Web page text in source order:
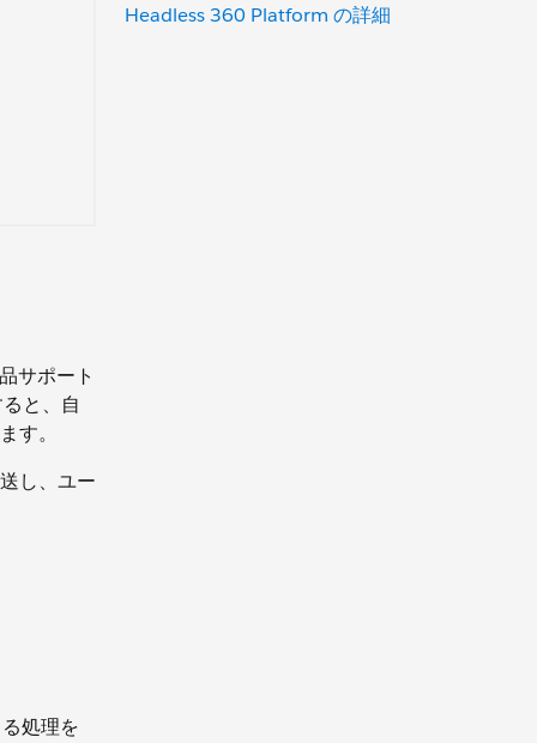
Headless 360 Platform の詳細
サポート
と、自
す。
し、ユー
処理を